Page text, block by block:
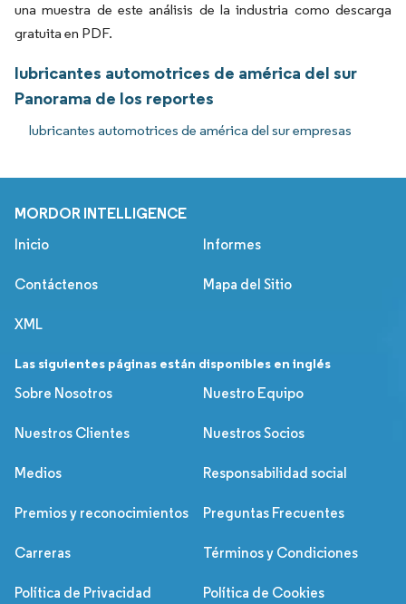
una muestra de este análisis de la industria como descarga
gratuita en PDF.
lubricantes automotrices de américa del sur
Panorama de los reportes
lubricantes automotrices de américa del sur empresas
MORDOR INTELLIGENCE
Inicio Informes
Contáctenos Mapa del Sitio
XML
Las siguientes páginas están disponibles en inglés
Sobre Nosotros
Nuestro Equipo
Nuestros Clientes Nuestros Socios
Medios Responsabilidad social
Premios y reconocimientos Preguntas Frecuentes
Carreras Términos y Condiciones
Política de Privacidad Política de Cookies